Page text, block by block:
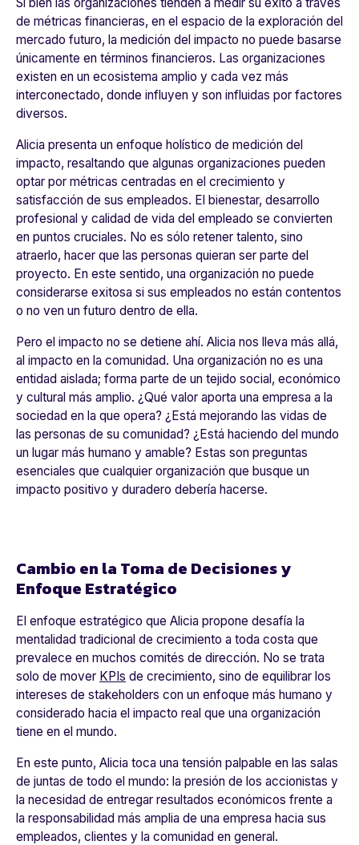
de métricas financieras, en el espacio de la exploración del
mercado futuro, la medición del impacto no puede basarse
únicamente en términos financieros. Las organizaciones
existen en un ecosistema amplio y cada vez más
interconectado, donde influyen y son influidas por factores
diversos.
Alicia presenta un enfoque holístico de medición del
impacto, resaltando que algunas organizaciones pueden
optar por métricas centradas en el crecimiento y
satisfacción de sus empleados. El bienestar, desarrollo
profesional y calidad de vida del empleado se convierten
en puntos cruciales. No es sólo retener talento, sino
atraerlo, hacer que las personas quieran ser parte del
proyecto. En este sentido, una organización no puede
considerarse exitosa si sus empleados no están contentos
o no ven un futuro dentro de ella.
Pero el impacto no se detiene ahí. Alicia nos lleva más allá,
al impacto en la comunidad. Una organización no es una
entidad aislada; forma parte de un tejido social, económico
y cultural más amplio. ¿Qué valor aporta una empresa a la
sociedad en la que opera? ¿Está mejorando las vidas de
las personas de su comunidad? ¿Está haciendo del mundo
un lugar más humano y amable? Estas son preguntas
esenciales que cualquier organización que busque un
impacto positivo y duradero debería hacerse.
Cambio en la Toma de Decisiones y
Enfoque Estratégico
El enfoque estratégico que Alicia propone desafía la
mentalidad tradicional de crecimiento a toda costa que
prevalece en muchos comités de dirección. No se trata
solo de mover KPIs de crecimiento, sino de equilibrar los
intereses de stakeholders con un enfoque más humano y
considerado hacia el impacto real que una organización
tiene en el mundo.
En este punto, Alicia toca una tensión palpable en las salas
de juntas de todo el mundo: la presión de los accionistas y
la necesidad de entregar resultados económicos frente a
la responsabilidad más amplia de una empresa hacia sus
empleados, clientes y la comunidad en general.